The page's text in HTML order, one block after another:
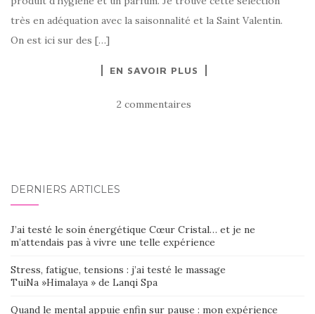
très en adéquation avec la saisonnalité et la Saint Valentin.
On est ici sur des […]
EN SAVOIR PLUS
2 commentaires
DERNIERS ARTICLES
J’ai testé le soin énergétique Cœur Cristal… et je ne
m’attendais pas à vivre une telle expérience
Stress, fatigue, tensions : j’ai testé le massage
TuiNa »Himalaya » de Lanqi Spa
Quand le mental appuie enfin sur pause : mon expérience